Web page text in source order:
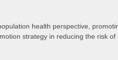
health perspective,
strategy in reducing the risk of